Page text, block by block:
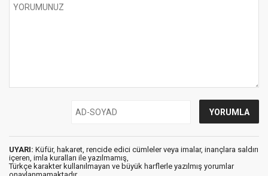
UYARI: Küfür, hakaret, rencide edici cümleler veya imalar, inançlara saldırı
içeren, imla kuralları ile yazılmamış,
Türkçe karakter kullanılmayan ve büyük harflerle yazılmış yorumlar